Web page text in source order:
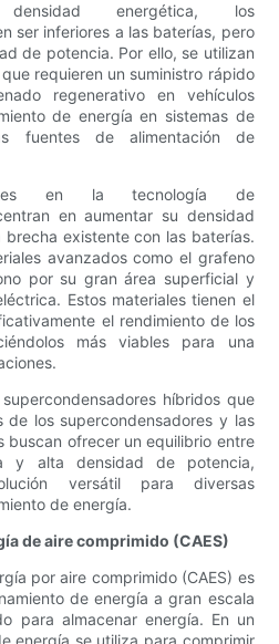
energética, los
ser inferiores a las baterías, pero
de potencia. Por ello, se utilizan
requieren un suministro rápido
regenerativo en vehículos
de energía en sistemas de
fuentes de alimentación de
en la tecnología de
en aumentar su densidad
existente con las baterías.
avanzados como el grafeno
por su gran área superficial y
Estos materiales tienen el
el rendimiento de los
más viables para una
híbridos que
de los supercondensadores y las
buscan ofrecer un equilibrio entre
y alta densidad de potencia,
versátil para diversas
de energía.
de aire comprimido (CAES)
por aire comprimido (CAES) es
de energía a gran escala
para almacenar energía. En un
energía se utiliza para comprimir